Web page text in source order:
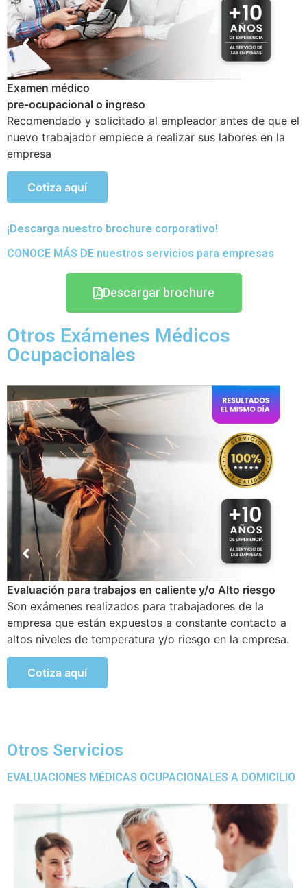
Examen médico Ocupacional Periódicos o anuales
Objetivo de poder detectar si existen problemas de
salud que se hayan podido generar en el transcurso de
sus actividades
Cotiza aquí
¡Descarga nuestro brochure corporativo!
CONOCE MÁS DE nuestros servicios para empresas
Descargar brochure
Otros Exámenes Médicos
Ocupacionales
Examen Médico Ocupacional de Reincorporación
Laboral
Este examen se realiza al colaborador que se incorpora
a la organización luego de haber sufrido alguna
incapacidad temporal propia del trabajo.
Cotiza aquí
Otros Servicios
EVALUACIONES MÉDICAS OCUPACIONALES A DOMICILIO